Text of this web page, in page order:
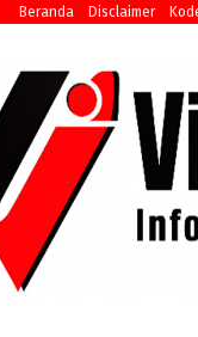
Beranda Disclaimer